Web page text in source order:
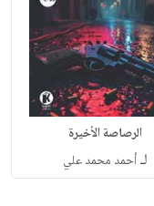
الرصاصة الأخيرة
لـأحمد محمد علي